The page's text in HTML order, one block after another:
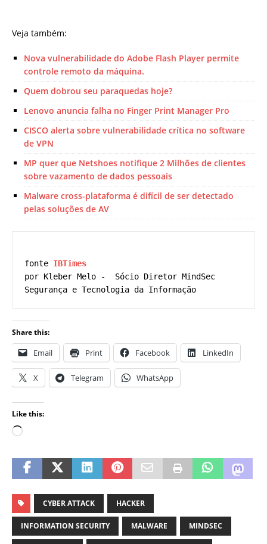
Veja também:
Nova vulnerabilidade do Adobe Flash Player permite
controle remoto da máquina.
Quem dobrou seu paraquedas hoje?
Lenovo anuncia falha no Finger Print Manager Pro
CISCO alerta sobre vulnerabilidade crítica no software
de VPN
MP quer que Netshoes notifique 2 Milhões de clientes
sobre vazamento de dados pessoais
Malware cross-plataforma é difícil de ser detectado
pelas soluções de AV
fonte IBTimes
por Kleber Melo -  Sócio Diretor MindSec
Segurança e Tecnologia da Informação
Share this:
Email Print Facebook LinkedIn
X Telegram WhatsApp
Like this:
CYBER ATTACK HACKER
INFORMATION SECURITY MALWARE MINDSEC